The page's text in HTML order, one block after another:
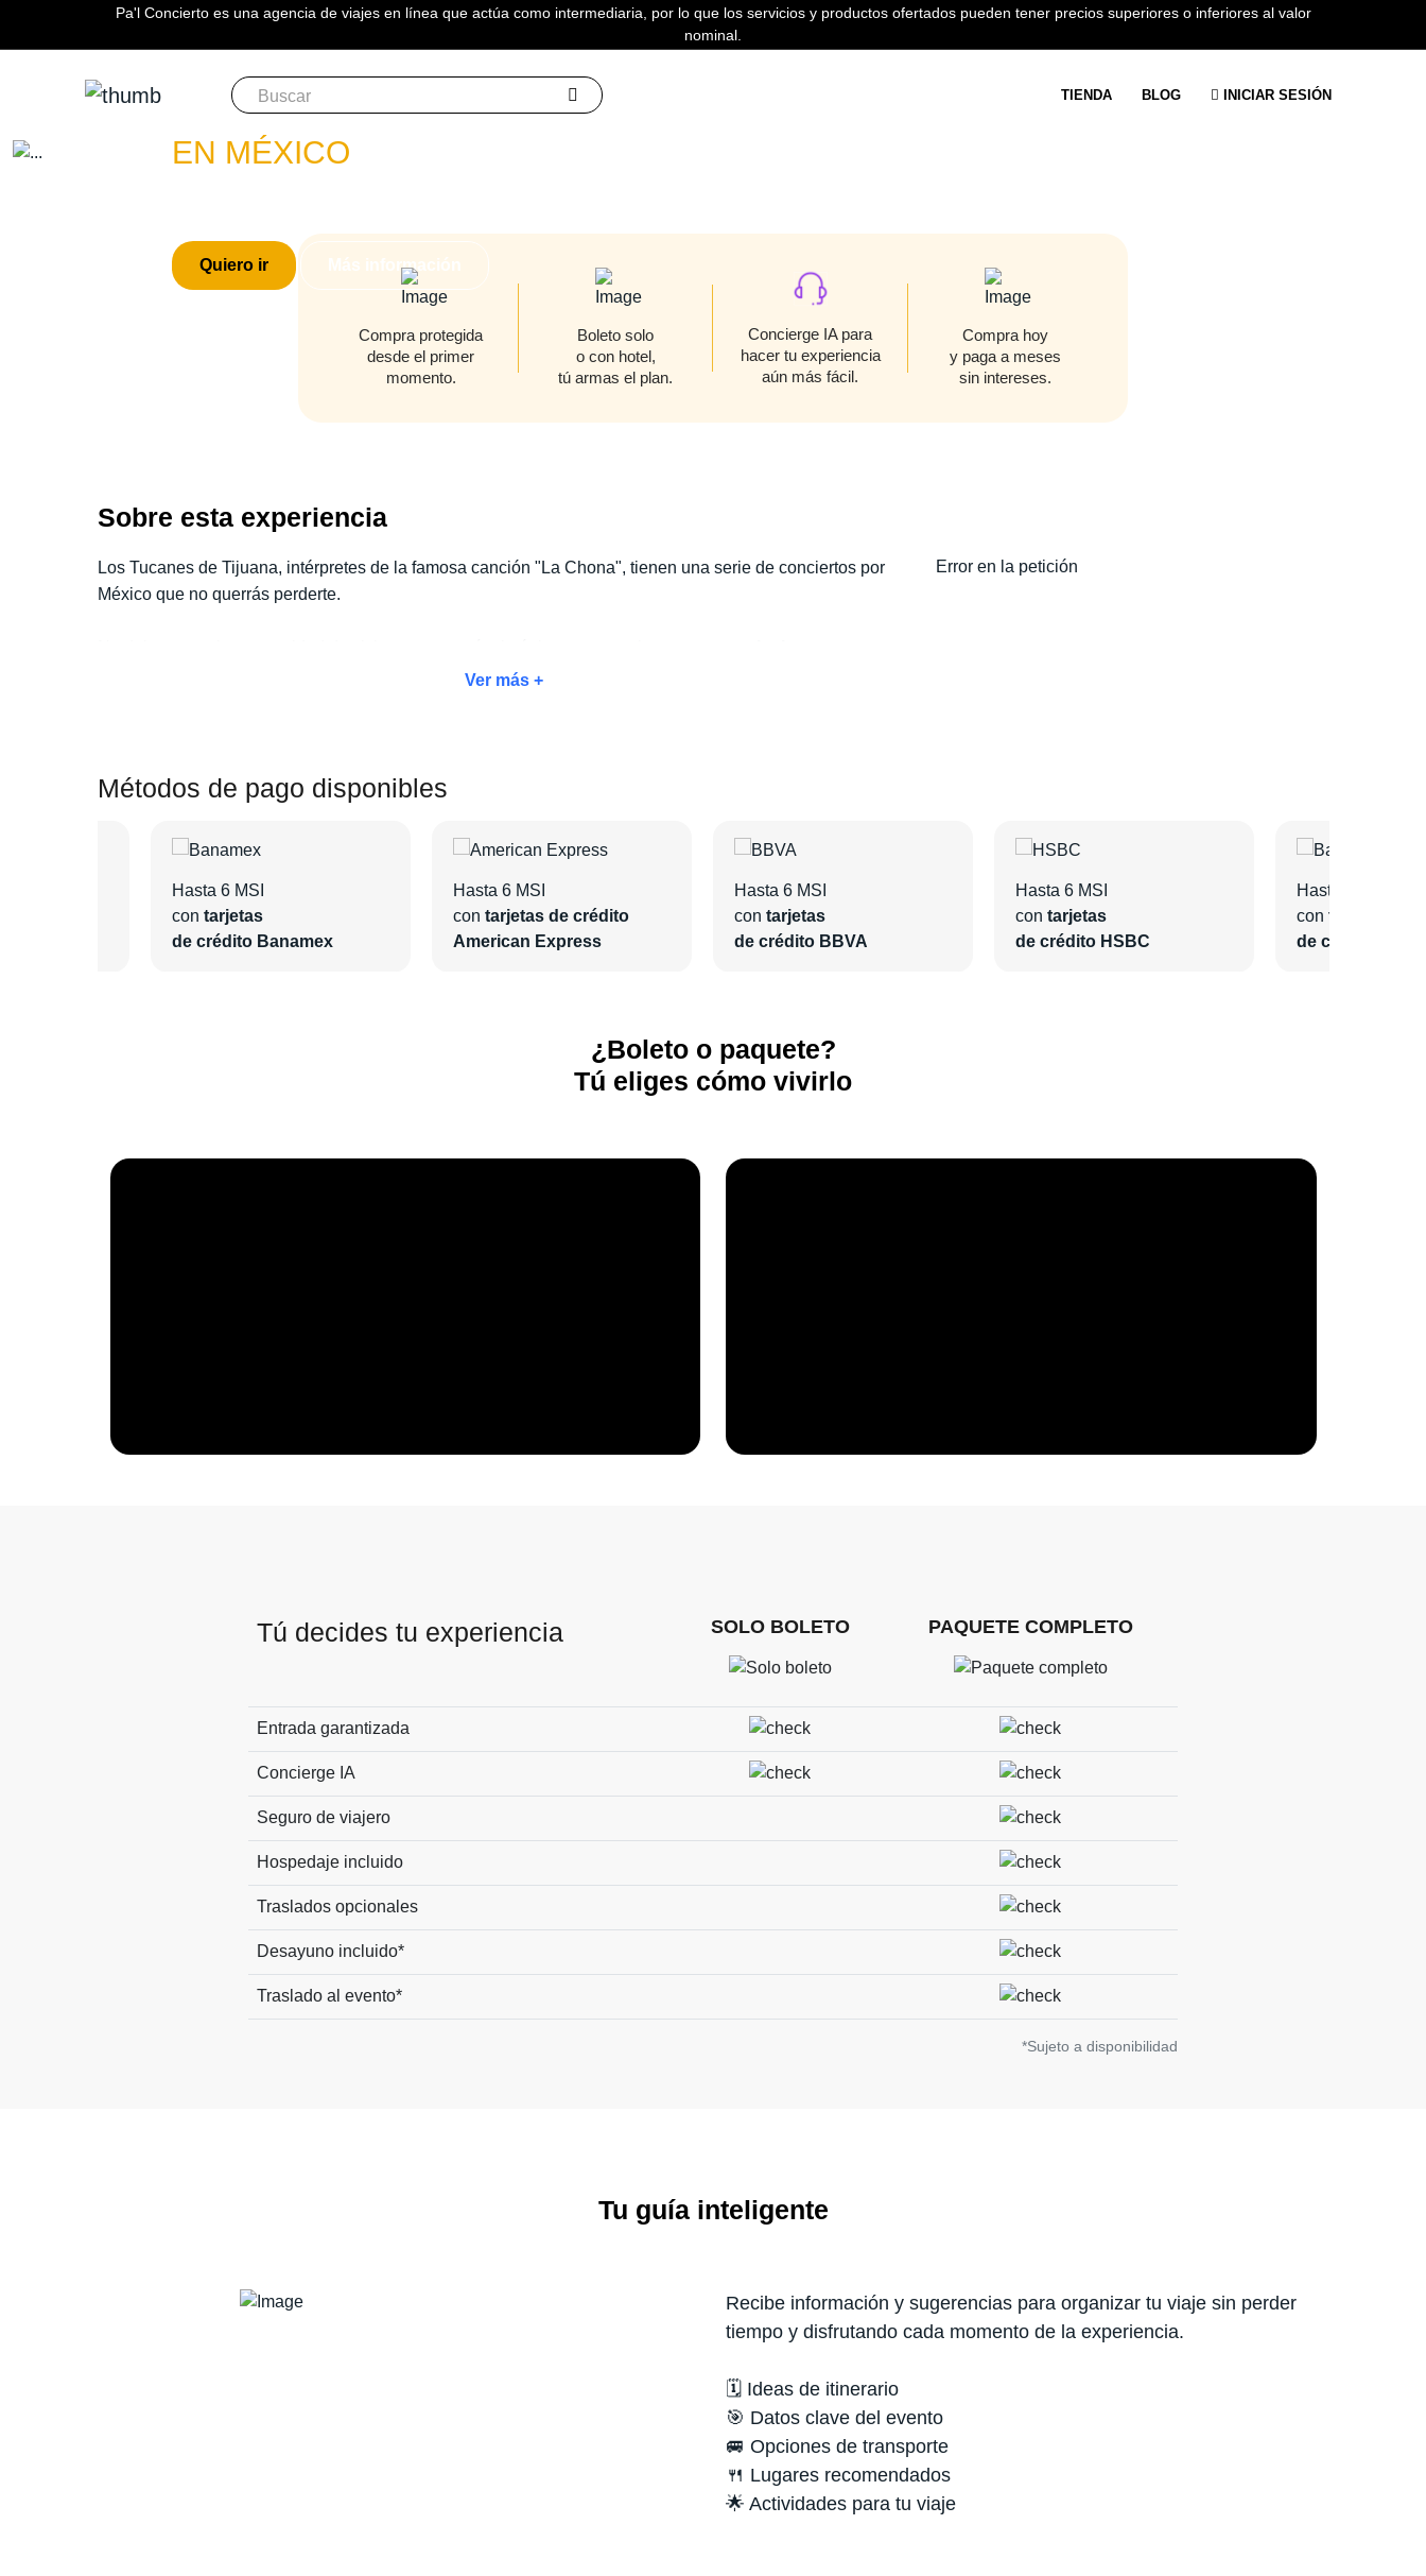
Pa'l Concierto es una agencia de viajes en línea que actúa como intermediaria, por lo que los servicios y productos ofertados pueden tener precios superiores o inferiores al valor
nominal.
TIENDA BLOG INICIAR SESIÓN
LOS TUCANES DE TIJUANA
EN MÉXICO
Quiero ir Más información
Compra protegida
desde el primer
momento.
Boleto solo
o con hotel,
tú armas el plan.
Concierge IA para
hacer tu experiencia
aún más fácil.
Compra hoy
y paga a meses
sin intereses.
Sobre esta experiencia
Los Tucanes de Tijuana, intérpretes de la famosa canción "La Chona", tienen una serie de conciertos por
México que no querrás perderte.
Con este paquete, no solo disfrutarás del evento, sino también del hospedaje perfecto
En Pa'l Concierto nos encargaremos de todo para que disfrutes de una experiencia inolvidable.
Ver más +
Error en la petición
Métodos de pago disponibles
Hasta 6 MSI
con tarjetas
de crédito Banamex
Hasta 6 MSI
con tarjetas de crédito
American Express
Hasta 6 MSI
con tarjetas
de crédito BBVA
Hasta 6 MSI
con tarjetas
de crédito HSBC
Hasta 6 MSI
con tarjetas
de crédito
¿Boleto o paquete?
Tú eliges cómo vivirlo
Tú decides tu experiencia SOLO BOLETO PAQUETE COMPLETO
Entrada garantizada
Concierge IA
Seguro de viajero
Hospedaje incluido
Traslados opcionales
Desayuno incluido*
Traslado al evento*
*Sujeto a disponibilidad
Tu guía inteligente
Recibe información y sugerencias para organizar tu viaje sin perder
tiempo y disfrutando cada momento de la experiencia.
🗓️ Ideas de itinerario
🎯 Datos clave del evento
🚐 Opciones de transporte
🍴 Lugares recomendados
🌟 Actividades para tu viaje